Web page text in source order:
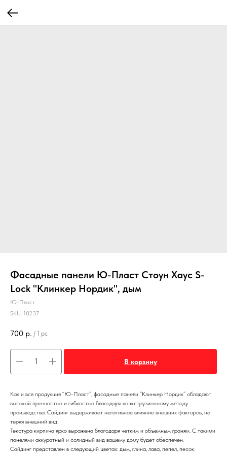
Фасадные панели Ю-Пласт Стоун Хаус S-
Lock "Клинкер Нордик", дым
Ю-Пласт
SKU: 10237
700 р. / 1 pc
В корзину
Как и вся продукция “Ю-Пласт”, фасадные панели “Клинкер Нордик” обладают
высокой прочностью и гибкостью благодаря коэкструзионному методу
производства. Сайдинг выдерживает негативное влияние внешних факторов, не
теряя внешний вид.
Текстура кирпича ярко выражена благодаря четким и объемным граням. С такими
панелями аккуратный и солидный вид вашему дому будет обеспечен.
Сайдинг представлен в следующий цветах: дым, глина, лава, пепел, песок.